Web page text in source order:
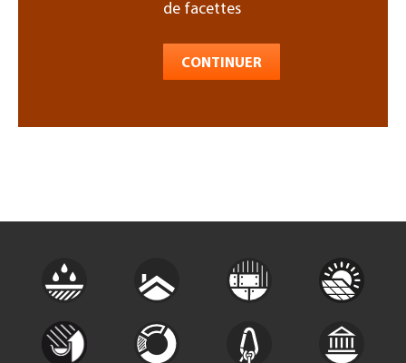
de facettes
CONTINUER